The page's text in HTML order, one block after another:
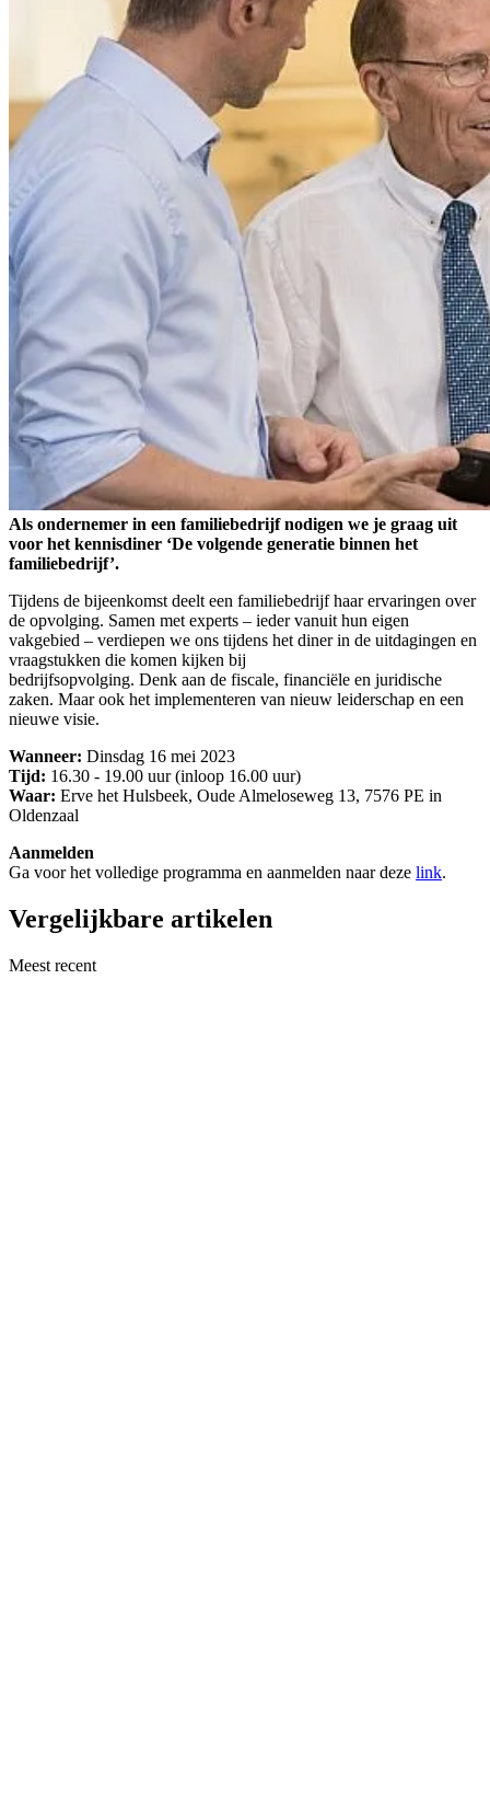
Als ondernemer in een familiebedrijf nodigen we je graag uit
voor het kennisdiner ‘De volgende generatie binnen het
familiebedrijf’.
Tijdens de bijeenkomst deelt een familiebedrijf haar ervaringen over
de opvolging. Samen met experts – ieder vanuit hun eigen
vakgebied – verdiepen we ons tijdens het diner in de uitdagingen en
vraagstukken die komen kijken bij
bedrijfsopvolging. Denk aan de fiscale, financiële en juridische
zaken. Maar ook het implementeren van nieuw leiderschap en een
nieuwe visie.
Wanneer: Dinsdag 16 mei 2023
Tijd: 16.30 - 19.00 uur (inloop 16.00 uur)
Waar: Erve het Hulsbeek, Oude Almeloseweg 13, 7576 PE in
Oldenzaal
Aanmelden
Ga voor het volledige programma en aanmelden naar deze link.
Vergelijkbare artikelen
Meest recent